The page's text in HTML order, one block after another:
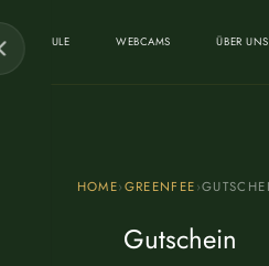
GOLFSCHULE WEBCAMS ÜBER UNS
HOME›GREENFEE›
Gutschein